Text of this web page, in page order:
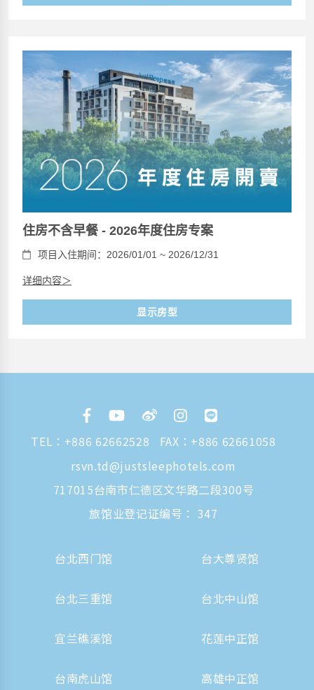
住房不含早餐 - 2026年度住房专案
项目入住期间：2026/01/01 ~ 2026/12/31
详细内容＞
显示房型
TEL： +886 62662528
FAX：+886 62661058
rsvn.td@justsleephotels.com
717015台南市仁德区文华路二段300号
旅馆业登记证编号： 347
台北西门馆 台大尊贤馆
台北三重馆 台北中山馆
宜兰礁溪馆 花莲中正馆
台南虎山馆 高雄中正馆